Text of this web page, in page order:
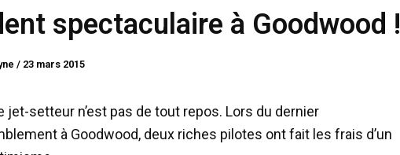
spectaculaire à Goodwood !
/ 23 mars 2015
jet-setteur n’est pas de tout repos. Lors du dernier
à Goodwood, deux riches pilotes ont fait les frais d’un